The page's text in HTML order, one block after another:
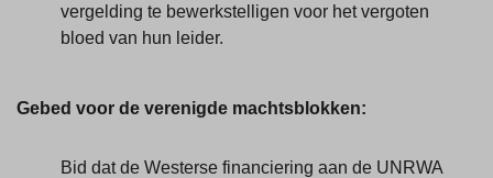
vergelding te bewerkstelligen voor het vergoten
bloed van hun leider.
Gebed voor de verenigde machtsblokken:
Bid dat de Westerse financiering aan de UNRWA